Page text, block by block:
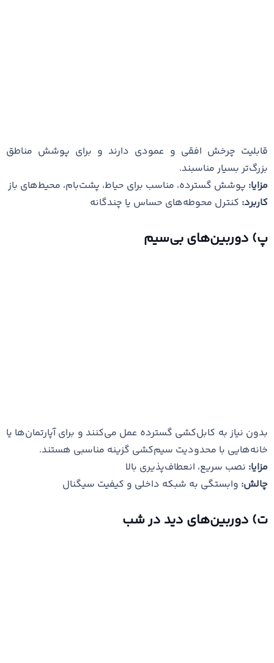
قابلیت چرخش افقی و عمودی دارند و برای پوشش مناطق
بزرگ‌تر بسیار مناسبند.
مزایا: پوشش گسترده، مناسب برای حیاط، پشت‌بام، محیط‌های باز
کاربرد: کنترل محوطه‌های حساس یا چندگانه
پ) دوربین‌های بی‌سیم
بدون نیاز به کابل‌کشی گسترده عمل می‌کنند و برای آپارتمان‌ها یا
خانه‌هایی با محدودیت سیم‌کشی گزینه مناسبی هستند.
مزایا: نصب سریع، انعطاف‌پذیری بالا
چالش: وابستگی به شبکه داخلی و کیفیت سیگنال
ت) دوربین‌های دید در شب